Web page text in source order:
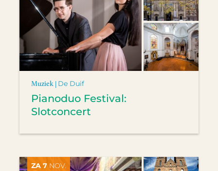
Muziek | De Duif
Pianoduo Festival:
Slotconcert
ZA 7 NOV.